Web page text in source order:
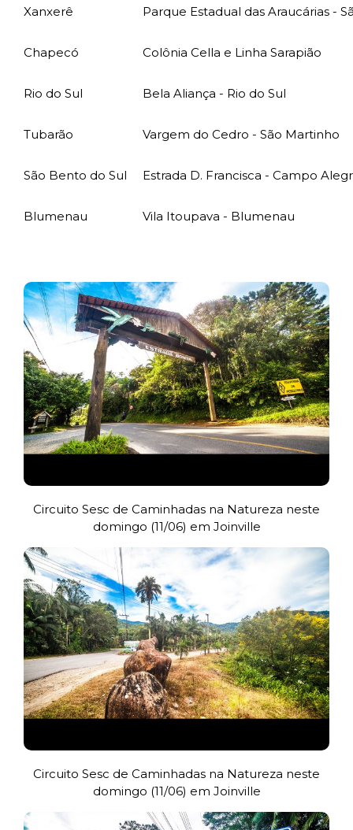
Xanxerê Parque Estadual das Araucárias -
Chapecó Colônia Cella e Linha Sarapião
Rio do Sul Bela Aliança - Rio do Sul
Tubarão Vargem do Cedro - São Martinho
São Bento do Sul Estrada D. Francisca - Campo
Blumenau Vila Itoupava - Blumenau
Circuito Sesc de Caminhadas na Natureza neste
domingo (11/06) em Joinville
Circuito Sesc de Caminhadas na Natureza neste
domingo (11/06) em Joinville